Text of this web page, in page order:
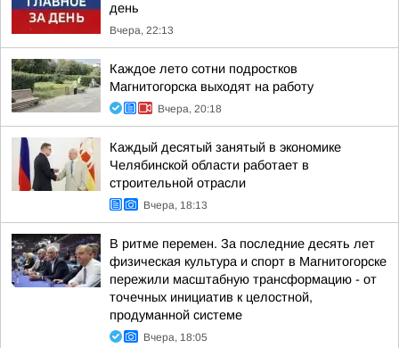
день
Вчера, 22:13
Каждое лето сотни подростков
Магнитогорска выходят на работу
Вчера, 20:18
Каждый десятый занятый в экономике
Челябинской области работает в
строительной отрасли
Вчера, 18:13
В ритме перемен. За последние десять лет
физическая культура и спорт в Магнитогорске
пережили масштабную трансформацию - от
точечных инициатив к целостной,
продуманной системе
Вчера, 18:05